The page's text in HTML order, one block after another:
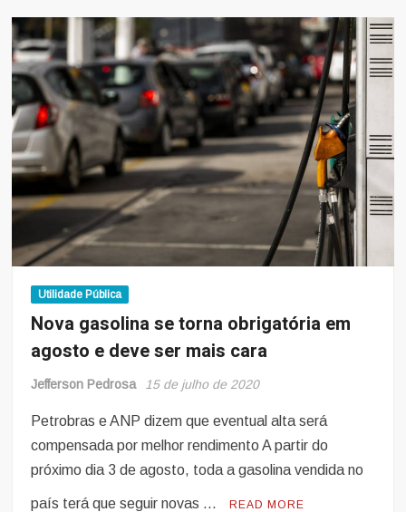
mil
pessoas
deixaram
de
usar
o
sistema
de
transporte
coletivo
durante
Utilidade Pública
Nova gasolina se torna obrigatória em
agosto e deve ser mais cara
Jefferson Pedrosa 15 de julho de 2020
Petrobras e ANP dizem que eventual alta será
compensada por melhor rendimento A partir do
próximo dia 3 de agosto, toda a gasolina vendida no
país terá que seguir novas … READ MORE